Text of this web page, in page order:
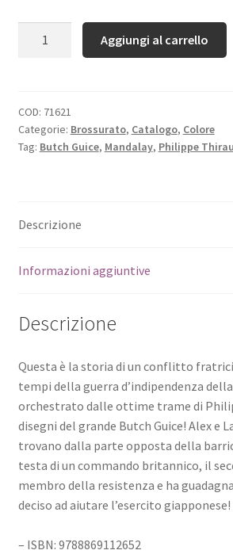
Aggiungi al carrello
COD: 71621
Categorie: Brossurato, Catalogo, Colore
Tag: Butch Guice, Mandalay, Philippe
Descrizione
Informazioni aggiuntive
Descrizione
Questa è la storia di un conflitto
tempi della guerra d’indipendenza
orchestrato dalle ottime trame di
disegni del grande Butch Guice! Alex e
trovano dalla parte opposta della
testa di un commando britannico, il
membro della resistenza e ha
deciso ad aiutare l’esercito giapponese!
– ISBN: 9788869112652